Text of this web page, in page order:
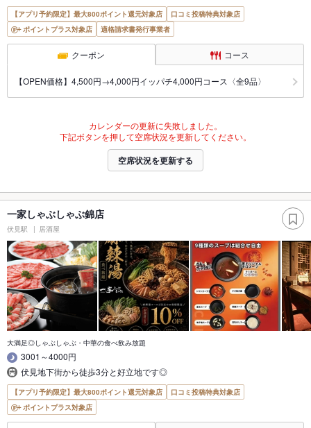
【アプリ予約限定】最大800ポイント還元対象店
口コミ投稿特典対象店
ポイントプラス対象店
適格請求書発行事業者
クーポン コース
【OPEN価格】4,500円→4,000円イッパチ4,000円コース〈全9品〉
カレンダーの更新に失敗しました。
下記ボタンを押して空席状況を更新してください。
空席状況を更新する
一家しゃぶしゃぶ錦店
伏見駅 居酒屋
大満足◎しゃぶしゃぶ・中華の食べ飲み放題
3001～4000円
伏見地下街から徒歩3分と好立地です◎
【アプリ予約限定】最大800ポイント還元対象店
口コミ投稿特典対象店
ポイントプラス対象店